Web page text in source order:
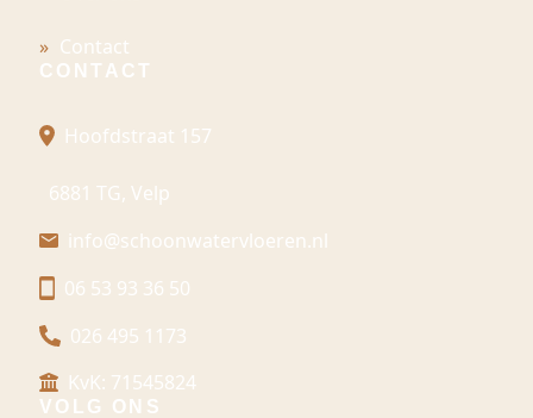
Contact
CONTACT
Hoofdstraat 157
6881 TG, Velp
info@schoonwatervloeren.nl
06 53 93 36 50
026 495 1173
KvK: 71545824
VOLG ONS